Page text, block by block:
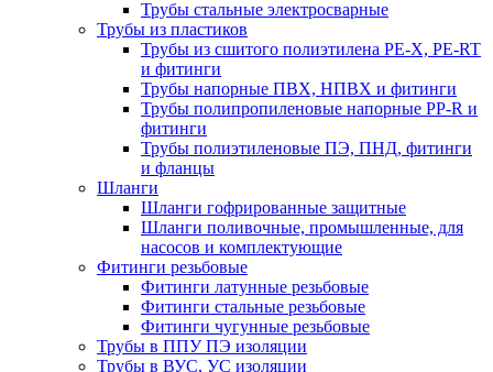
Трубы стальные электросварные
Трубы из пластиков
Трубы из сшитого полиэтилена PE-X, PE-RT
и фитинги
Трубы напорные ПВХ, НПВХ и фитинги
Трубы полипропиленовые напорные PP-R и
фитинги
Трубы полиэтиленовые ПЭ, ПНД, фитинги
и фланцы
Шланги
Шланги гофрированные защитные
Шланги поливочные, промышленные, для
насосов и комплектующие
Фитинги резьбовые
Фитинги латунные резьбовые
Фитинги стальные резьбовые
Фитинги чугунные резьбовые
Трубы в ППУ ПЭ изоляции
Трубы в ВУС, УС изоляции